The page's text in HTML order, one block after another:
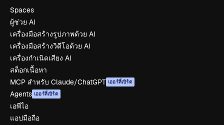
Spaces
ผู้ช่วย AI
เครื่องมือสร้างรูปภาพด้วย AI
เครื่องมือสร้างวิดีโอด้วย AI
เครื่องกำเนิดเสียง AI
สต็อกเนื้อหา
MCP สำหรับ Claude/ChatGPT เออร์ลี่เบิร์ด
Agents เออร์ลี่เบิร์ด
เอพีไอ
แอปมือถือ